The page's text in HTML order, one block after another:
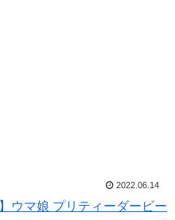
2022.06.14
ウマ娘 プリティーダービー